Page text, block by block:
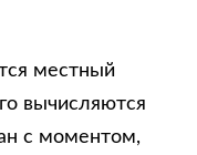
местный
вычисляются
с моментом,